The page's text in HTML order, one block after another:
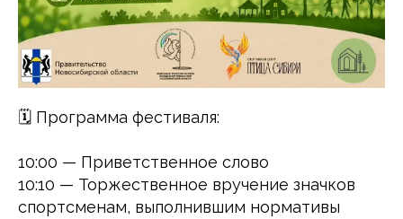
🗓 Программа фестиваля:
10:00 — Приветственное слово
10:10 — Торжественное вручение значков
спортсменам, выполнившим нормативы